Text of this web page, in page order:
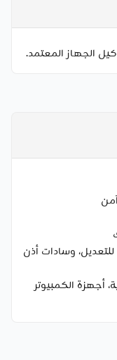
الجهاز المعتمد.
وسادات أذن
أجهزة الكمبيوتر